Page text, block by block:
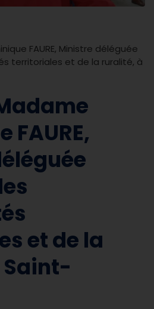
FAURE, Ministre déléguée
territoriales et de la ruralité, à
FAURE,
et de la